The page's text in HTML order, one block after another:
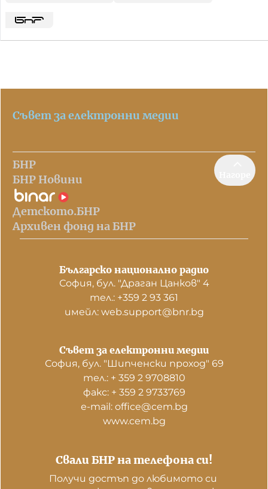
Съвет за електронни медии
БНР
БНР Новини
Детското.БНР
Архивен фонд на БНР
Българско национално радио
София, бул. "Драган Цанков" 4
тел.: +359 2 93 361
имейл: web.support@bnr.bg
Свали БНР на телефона си!
Получи достъп до любимото си
Съвет за електронни медии
София, бул. "Шипченски проход" 69
тел.: + 359 2 9708810
факс: + 359 2 9733769
е-mail: office@cem.bg
www.cem.bg